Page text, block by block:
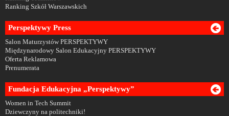
Ranking Szkół Warszawskich
Perspektywy Press
Salon Maturzystów PERSPEKTYWY
Międzynarodowy Salon Edukacyjny PERSPEKTYWY
Oferta Reklamowa
Prenumerata
Fundacja Edukacyjna „Perspektywy”
Women in Tech Summit
Dziewczyny na politechniki!